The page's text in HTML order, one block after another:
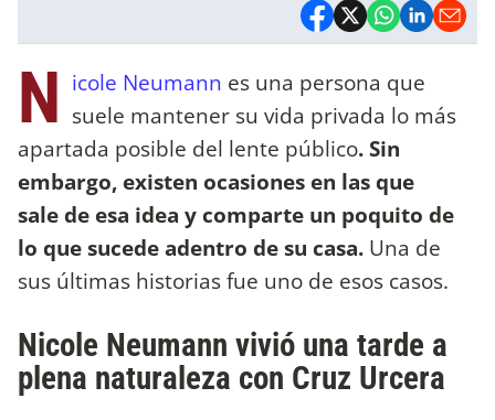
N icole Neumann es una persona que
suele mantener su vida privada lo más
apartada posible del lente público. Sin
embargo, existen ocasiones en las que
sale de esa idea y comparte un poquito de
lo que sucede adentro de su casa. Una de
sus últimas historias fue uno de esos casos.
Nicole Neumann vivió una tarde a
plena naturaleza con Cruz Urcera